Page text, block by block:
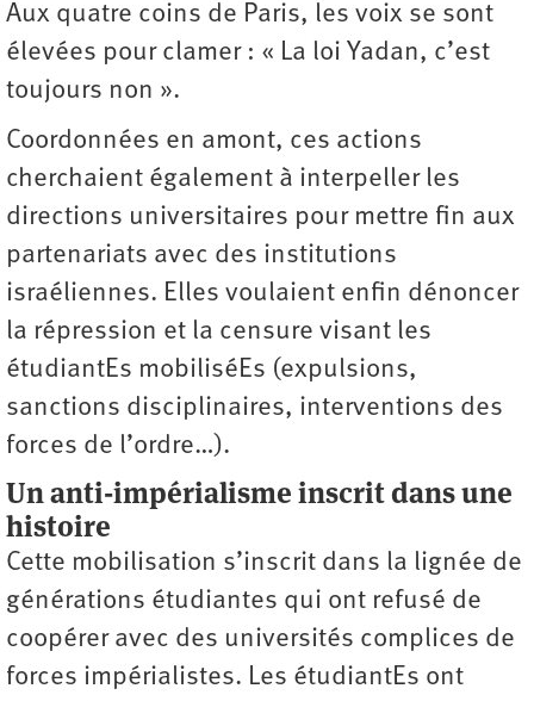
Aux quatre coins de Paris, les voix se sont
élevées pour clamer : « La loi Yadan, c’est
toujours non ».
Coordonnées en amont, ces actions
cherchaient également à interpeller les
directions universitaires pour mettre fin aux
partenariats avec des institutions
israéliennes. Elles voulaient enfin dénoncer
la répression et la censure visant les
étudiantEs mobiliséEs (expulsions,
sanctions disciplinaires, ­interventions des
forces de l’ordre…).
Un anti-impérialisme inscrit dans une
histoire
Cette mobilisation s’inscrit dans la lignée de
générations étudiantes qui ont refusé de
coopérer avec des universités complices de
forces impérialistes. Les étudiantEs ont